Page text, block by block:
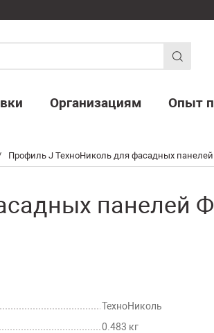
Профиль J ТехноНиколь для фасадных
панелей
ТехноНиколь
0.483 кг
Организациям Опыт